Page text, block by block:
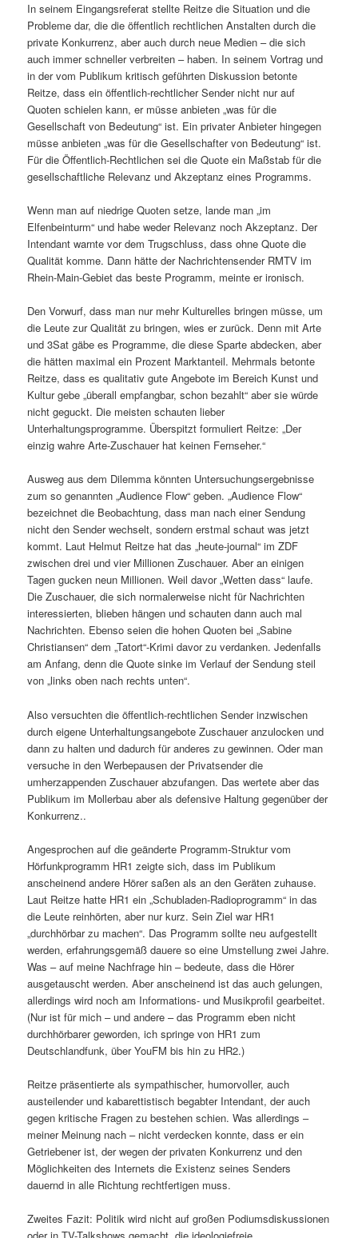
In seinem Eingangsreferat stellte Reitze die Situation und die
Probleme dar, die die öffentlich rechtlichen Anstalten durch die
private Konkurrenz, aber auch durch neue Medien – die sich
auch immer schneller verbreiten – haben. In seinem Vortrag und
in der vom Publikum kritisch geführten Diskussion betonte
Reitze, dass ein öffentlich-rechtlicher Sender nicht nur auf
Quoten schielen kann, er müsse anbieten „was für die
Gesellschaft von Bedeutung“ ist. Ein privater Anbieter hingegen
müsse anbieten „was für die Gesellschafter von Bedeutung“ ist.
Für die Öffentlich-Rechtlichen sei die Quote ein Maßstab für die
gesellschaftliche Relevanz und Akzeptanz eines Programms.
Wenn man auf niedrige Quoten setze, lande man „im
Elfenbeinturm“ und habe weder Relevanz noch Akzeptanz. Der
Intendant warnte vor dem Trugschluss, dass ohne Quote die
Qualität komme. Dann hätte der Nachrichtensender RMTV im
Rhein-Main-Gebiet das beste Programm, meinte er ironisch.
Den Vorwurf, dass man nur mehr Kulturelles bringen müsse, um
die Leute zur Qualität zu bringen, wies er zurück. Denn mit Arte
und 3Sat gäbe es Programme, die diese Sparte abdecken, aber
die hätten maximal ein Prozent Marktanteil. Mehrmals betonte
Reitze, dass es qualitativ gute Angebote im Bereich Kunst und
Kultur gebe „überall empfangbar, schon bezahlt“ aber sie würde
nicht geguckt. Die meisten schauten lieber
Unterhaltungsprogramme. Überspitzt formuliert Reitze: „Der
einzig wahre Arte-Zuschauer hat keinen Fernseher.“
Ausweg aus dem Dilemma könnten Untersuchungsergebnisse
zum so genannten „Audience Flow“ geben. „Audience Flow“
bezeichnet die Beobachtung, dass man nach einer Sendung
nicht den Sender wechselt, sondern erstmal schaut was jetzt
kommt. Laut Helmut Reitze hat das „heute-journal“ im ZDF
zwischen drei und vier Millionen Zuschauer. Aber an einigen
Tagen gucken neun Millionen. Weil davor „Wetten dass“ laufe.
Die Zuschauer, die sich normalerweise nicht für Nachrichten
interessierten, blieben hängen und schauten dann auch mal
Nachrichten. Ebenso seien die hohen Quoten bei „Sabine
Christiansen“ dem „Tatort“-Krimi davor zu verdanken. Jedenfalls
am Anfang, denn die Quote sinke im Verlauf der Sendung steil
von „links oben nach rechts unten“.
Also versuchten die öffentlich-rechtlichen Sender inzwischen
durch eigene Unterhaltungsangebote Zuschauer anzulocken und
dann zu halten und dadurch für anderes zu gewinnen. Oder man
versuche in den Werbepausen der Privatsender die
umherzappenden Zuschauer abzufangen. Das wertete aber das
Publikum im Mollerbau aber als defensive Haltung gegenüber der
Konkurrenz..
Angesprochen auf die geänderte Programm-Struktur vom
Hörfunkprogramm HR1 zeigte sich, dass im Publikum
anscheinend andere Hörer saßen als an den Geräten zuhause.
Laut Reitze hatte HR1 ein „Schubladen-Radioprogramm“ in das
die Leute reinhörten, aber nur kurz. Sein Ziel war HR1
„durchhörbar zu machen“. Das Programm sollte neu aufgestellt
werden, erfahrungsgemäß dauere so eine Umstellung zwei Jahre.
Was – auf meine Nachfrage hin – bedeute, dass die Hörer
ausgetauscht werden. Aber anscheinend ist das auch gelungen,
allerdings wird noch am Informations- und Musikprofil gearbeitet.
(Nur ist für mich – und andere – das Programm eben nicht
durchhörbarer geworden, ich springe von HR1 zum
Deutschlandfunk, über YouFM bis hin zu HR2.)
Reitze präsentierte als sympathischer, humorvoller, auch
austeilender und kabarettistisch begabter Intendant, der auch
gegen kritische Fragen zu bestehen schien. Was allerdings –
meiner Meinung nach – nicht verdecken konnte, dass er ein
Getriebener ist, der wegen der privaten Konkurrenz und den
Möglichkeiten des Internets die Existenz seines Senders
dauernd in alle Richtung rechtfertigen muss.
Zweites Fazit: Politik wird nicht auf großen Podiumsdiskussionen